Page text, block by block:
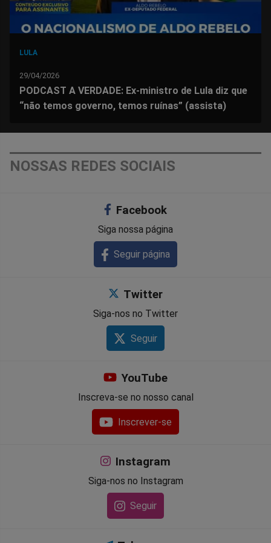
LULA
29/04/2026
PODCAST A VERDADE: Ex-ministro de Lula diz que
“não temos governo, temos ruínas” (assista)
NOSSAS REDES SOCIAIS
Facebook
Siga nossa página
Seguir página
Twitter
Siga-nos no Twitter
Seguir
YouTube
Inscreva-se no nosso canal
Inscrever-se
Instagram
Siga-nos no Instagram
Seguir